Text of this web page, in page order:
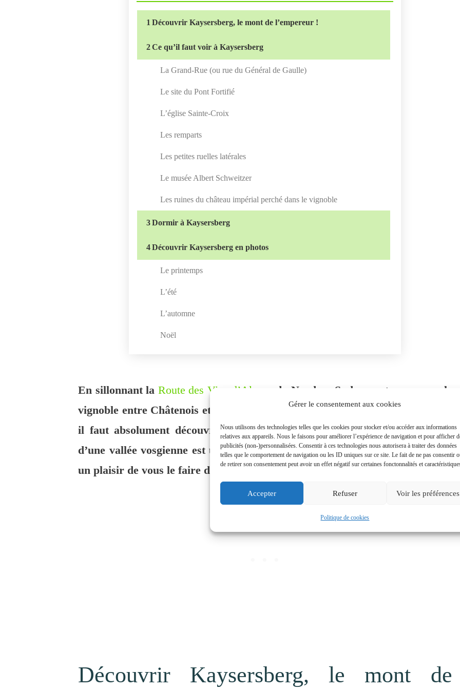
Gérer le consentement aux cookies
Nous utilisons des technologies telles que les cookies pour stocker et/ou accéder aux informations
relatives aux appareils. Nous le faisons pour améliorer l’expérience de navigation et pour afficher
publicités (non-)personnalisées. Consentir à ces technologies nous autorisera à traiter des données
telles que le comportement de navigation ou les ID uniques sur ce site. Le fait de ne pas consentir
de retirer son consentement peut avoir un effet négatif sur certaines fonctonnalités et
Accepter Refuser Voir les préférences
Politique de cookies
1 Découvrir Kaysersberg, le mont de l’empereur !
2Ce qu’il faut voir à Kaysersberg
La Grand-Rue (ou rue du Général de Gaulle)
Le site du Pont Fortifié
L’église Sainte-Croix
Les remparts
Les petites ruelles latérales
Le musée Albert Schweitzer
Les ruines du château impérial perché dans le vignoble
3Dormir à Kaysersberg
4Découvrir Kaysersberg en photos
Le printemps
L’été
L’automne
Noël
En sillonnant la Route des Vins d’Alsace
du Nord au Sud, vous traverserez le
vignoble entre Châtenois et
. Le long de cette portion très touristique,
il faut absolument découvrirKaysersberg. Ce petit bourg niché à l’entrée
d’une vallée vosgienne est un de mes sites préférés dans la région… et c’est
un plaisir de vous le faire découvrir !
Découvrir Kaysersberg, le mont de